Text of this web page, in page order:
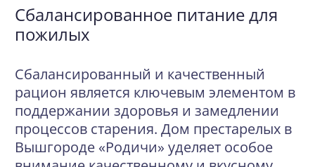
Сбалансированное питание для
пожилых
Сбалансированный и качественный
рацион является ключевым элементом в
поддержании здоровья и замедлении
процессов старения. Дом престарелых в
Вышгороде «Родичи» уделяет особое